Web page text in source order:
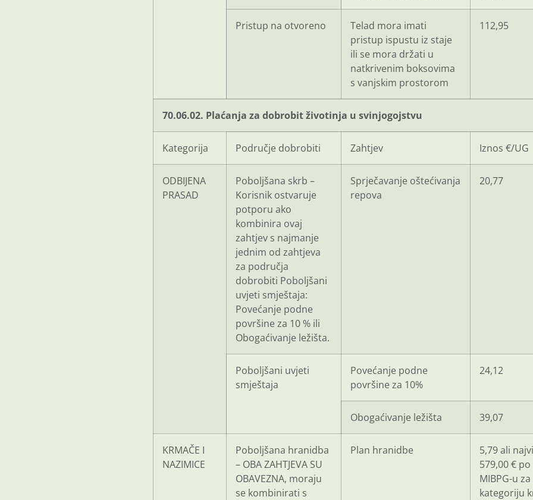
Pristup na otvoreno
Telad mora imati
pristup ispustu iz staje
ili se mora držati u
natkrivenim boksovima
s vanjskim prostorom
112,95
70.06.02. Plaćanja za dobrobit životinja u svinjogojstvu
Kategorija Područje dobrobiti Zahtjev Iznos €/UG
ODBIJENA
PRASAD
Poboljšana skrb –
Korisnik ostvaruje
potporu ako
kombinira ovaj
zahtjev s najmanje
jednim od zahtjeva
za područja
dobrobiti Poboljšani
uvjeti smještaja:
Povećanje podne
površine za 10 % ili
Obogaćivanje ležišta.
Sprječavanje oštećivanja
repova
20,77
Poboljšani uvjeti
smještaja
Povećanje podne
površine za 10%
24,12
Obogaćivanje ležišta 39,07
KRMAČE I
NAZIMICE
Poboljšana hranidba
– OBA ZAHTJEVA SU
OBAVEZNA, moraju
se kombinirati s
Plan hranidbe
5,79 ali
579,00 € po
MIBPG-u za
kategoriju